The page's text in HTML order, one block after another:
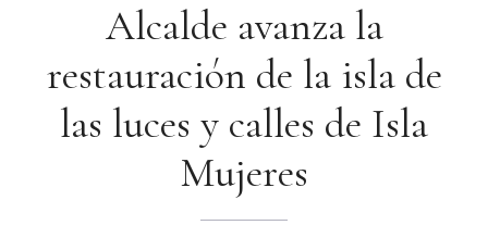
Alcalde avanza la
restauración de la isla de
las luces y calles de Isla
Mujeres